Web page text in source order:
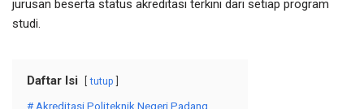
jurusan beserta status akreditasi terkini dari setiap program
studi.
Daftar Isi tutup
# Akreditasi Politeknik Negeri Padang